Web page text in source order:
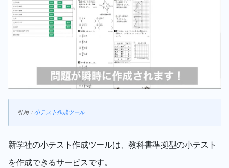
引用： 小テスト作成ツール
新学社の小テスト作成ツールは、教科書準拠型の小テスト
を作成できるサービスです。